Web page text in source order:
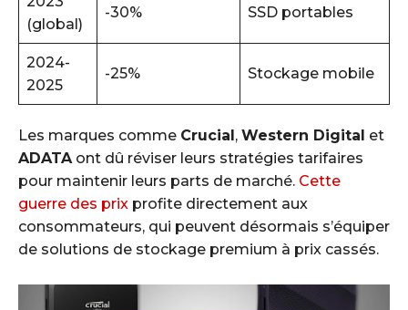
(global)
-30% SSD portables
2024-
2025
-25% Stockage mobile
Les marques comme Crucial, Western Digital et
ADATA ont dû réviser leurs stratégies tarifaires
pour maintenir leurs parts de marché. Cette
guerre des prix profite directement aux
consommateurs, qui peuvent désormais s’équiper
de solutions de stockage premium à prix cassés.